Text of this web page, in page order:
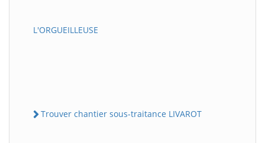
L'ORGUEILLEUSE
Trouver chantier sous-traitance LIVAROT